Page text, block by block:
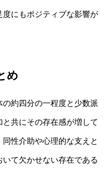
にもポジティブな影響が
め
約四分の一程度と少数派
共にその存在感が増して
性介助や心理的な支えと
て欠かせない存在である